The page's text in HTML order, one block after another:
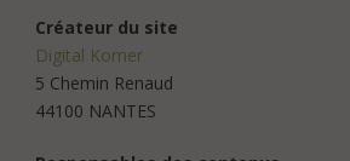
Créateur du site
Digital Korner
5 Chemin Renaud
44100 NANTES